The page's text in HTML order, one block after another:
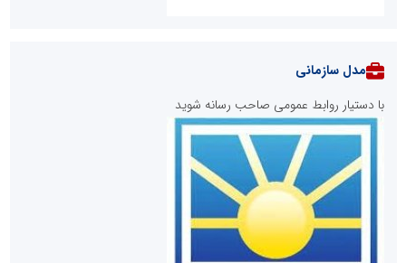
روابط عمومی خبرگزاری گزارش خبر
مدل سازمانی
با دستیار روابط عمومی صاحب رسانه شوید